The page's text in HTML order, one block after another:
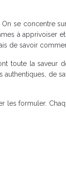
se concentre
à apprivoiser
de savoir
toute la saveur
de
les formuler.